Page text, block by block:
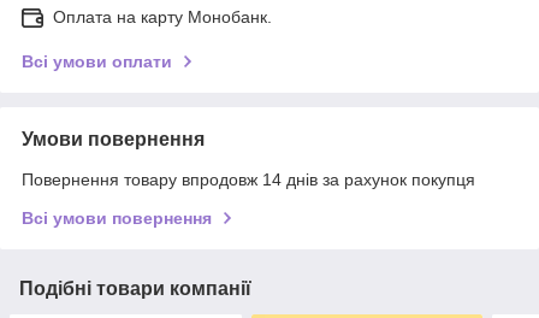
Оплата на карту Монобанк.
Всі умови оплати
Умови повернення
Повернення товару впродовж 14 днів за рахунок покупця
Всі умови повернення
Подібні товари компанії